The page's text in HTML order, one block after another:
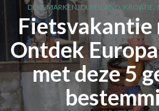
DENEMARKEN,DUITSLAND, KROATIË,
Fietsvakantie
Ontdek
met deze 5